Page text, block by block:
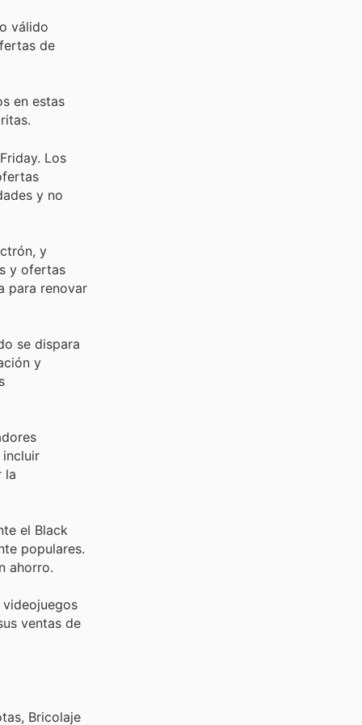
válido
de
en estas
Los
y no
y
y ofertas
para renovar
se dispara
y
incluir
la
el Black
populares.
ahorro.
ventas de
Bricolaje